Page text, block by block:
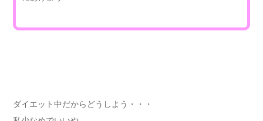
ダイエット中だからどうしよう・・・